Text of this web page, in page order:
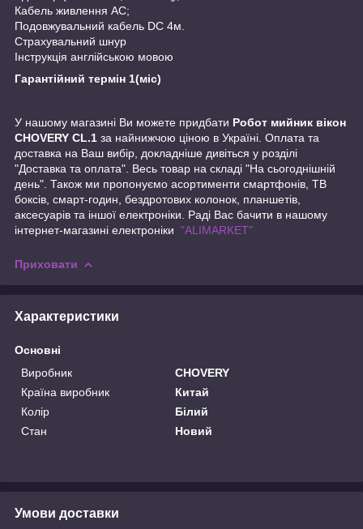
Кабель живлення АС;
Подовжувальний кабель DC 4м.
Страхувальний шнур
Інструкція англійською мовою
Гарантійний термін 1(міс)
У нашому магазині Ви можете придбати Робот мийник вікон
CHOVERY CL.1 за найнижчою ціною в Україні. Оплата та
доставка на Ваш вибір, докладніше дивіться у розділі
"Доставка та оплата". Весь товар на складі "На сьогоднішній
день". Також ми пропонуємо асортименти смартфонів, ТВ
боксів, смарт-годин, бездротових колонок, планшетів,
аксесуарів та іншої електроніки. Раді Вас бачити в нашому
інтернет-магазині електроніки "ALIMARKET"
Приховати
Характеристики
Основні
Виробник
CHOVERY
Країна виробник
Китай
Колір
Білий
Стан
Новий
Умови доставки